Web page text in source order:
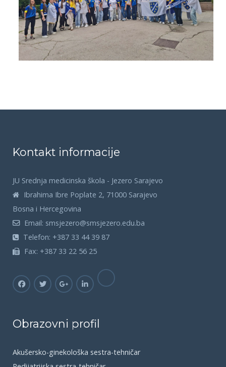
Kontakt informacije
JU Srednja medicinska škola - Jezero Sarajevo
Ibrahima Ibre Poplate 2, 71000 Sarajevo
Bosna i Hercegovina
Email: smsjezero@smsjezero.edu.ba
Telefon: +387 33 44 39 87
Fax: +387 33 22 56 25
Obrazovni profil
Akušersko-ginekološka sestra-tehničar